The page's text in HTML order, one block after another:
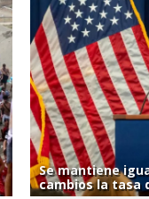
Se mantiene
cambios la tasa